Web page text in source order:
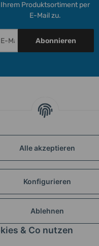
Alle akzeptieren
Konfigurieren
Ablehnen
& Co nutzen
Ihrem Produktsortiment per
E-Mail zu.
Abonnieren
INFORMATIONEN
INFORMATIONEN
ZAHLUNG & VERSAND